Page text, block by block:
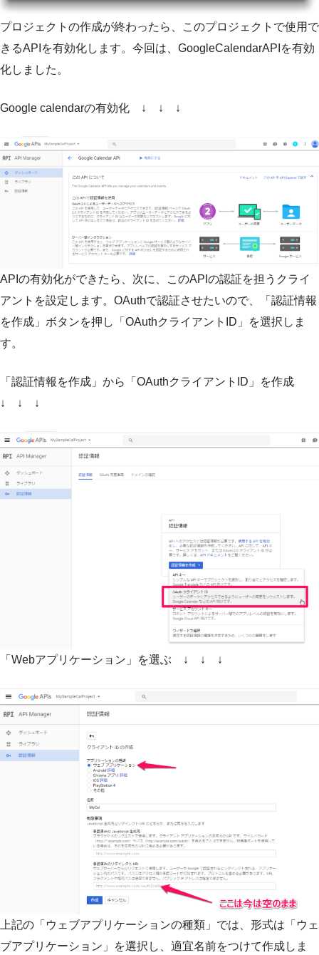
プロジェクトの作成が終わったら、このプロジェクトで使用で
きるAPIを有効化します。今回は、GoogleCalendarAPIを有効
化しました。
Google calendarの有効化 ↓ ↓ ↓
APIの有効化ができたら、次に、このAPIの認証を担うクライ
アントを設定します。OAuthで認証させたいので、「認証情報
を作成」ボタンを押し「OAuthクライアントID」を選択しま
す。
「認証情報を作成」から「OAuthクライアントID」を作成
↓ ↓ ↓
「Webアプリケーション」を選ぶ ↓ ↓ ↓
上記の「ウェブアプリケーションの種類」では、形式は「ウェ
ブアプリケーション」を選択し、適宜名前をつけて作成しま